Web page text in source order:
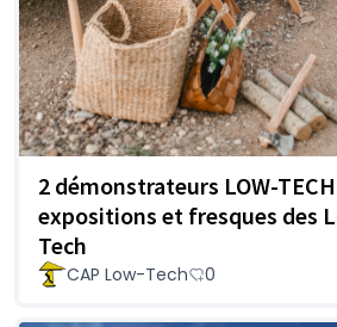
2 démonstrateurs LOW-
expositions et fresques des
Tech
CAP Low-Tech 0